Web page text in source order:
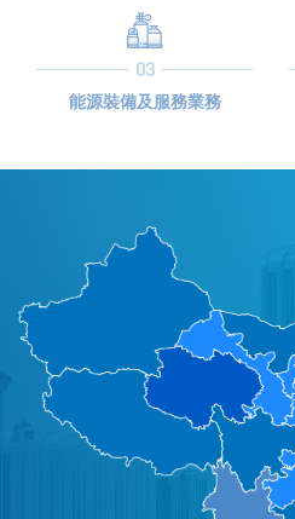
03
能源裝備及服務業務